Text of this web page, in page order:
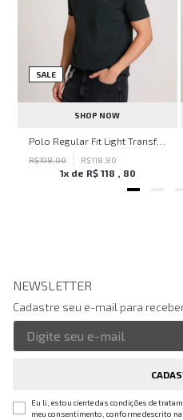
SALE
SHOP NOW
Polo Regular Fit Light Transfer Verde Escuro John John Masculina
R$198,00 R$118 80
1x de R$ 118 80
NEWSLETTER
Cadastre seu e-mail para
Eu li, estou ciente das condições de
meu consentimento, conforme descrito na